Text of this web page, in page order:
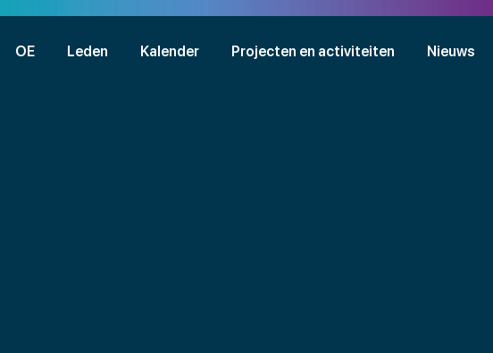
OE Leden Kalender Projecten en activiteiten Nieuws